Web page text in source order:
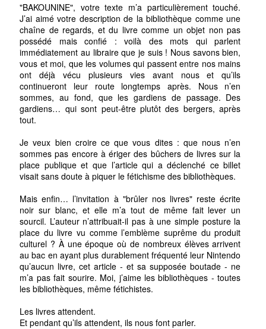
"BAKOUNINE", votre texte m’a particulièrement touché.
J’ai aimé votre description de la bibliothèque comme une
chaîne de regards, et du livre comme un objet non pas
possédé mais confié : voilà des mots qui parlent
immédiatement au libraire que je suis ! Nous savons bien,
vous et moi, que les volumes qui passent entre nos mains
ont déjà vécu plusieurs vies avant nous et qu’ils
continueront leur route longtemps après. Nous n’en
sommes, au fond, que les gardiens de passage. Des
gardiens… qui sont peut-être plutôt des bergers, après
tout.
Je veux bien croire ce que vous dites : que nous n’en
sommes pas encore à ériger des bûchers de livres sur la
place publique et que l’article qui a déclenché ce billet
visait sans doute à piquer le fétichisme des bibliothèques.
Mais enfin… l’invitation à "brûler nos livres" reste écrite
noir sur blanc, et elle m’a tout de même fait lever un
sourcil. L’auteur n’attribuait-il pas à une simple posture la
place du livre vu comme l’emblème suprême du produit
culturel ? À une époque où de nombreux élèves arrivent
au bac en ayant plus durablement fréquenté leur Nintendo
qu’aucun livre, cet article - et sa supposée boutade - ne
m’a pas fait sourire. Moi, j’aime les bibliothèques - toutes
les bibliothèques, même fétichistes.
Les livres attendent.
Et pendant qu’ils attendent, ils nous font parler.